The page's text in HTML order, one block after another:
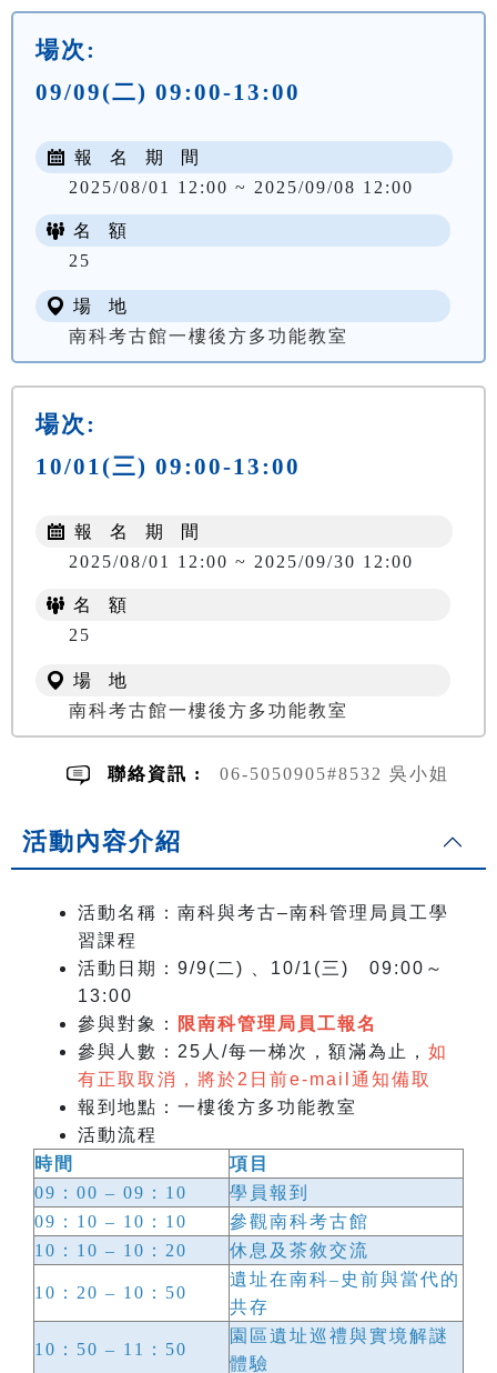
場次:
09/09(二) 09:00-13:00
報 名 期 間
2025/08/01 12:00 ~ 2025/09/08 12:00
名 額
25
場 地
南科考古館一樓後方多功能教室
場次:
10/01(三) 09:00-13:00
報 名 期 間
2025/08/01 12:00 ~ 2025/09/30 12:00
名 額
25
場 地
南科考古館一樓後方多功能教室
聯絡資訊 : 06-5050905#8532 吳小姐
活動內容介紹
活動名稱：南科與考古–南科管理局員工學
習課程
活動日期
：9/9(二) 、10/1(三) 09:00～
13:00
參與對象：
限南科管理局員工報名
參與人數：25人/每一梯次，額滿為止， 如
有正取取消，將於2日前e-mail通知備取
報到地點：一樓後方多功能教室
活動流程
時間
項目
09：00 – 09：10
學員報到
09：10 – 10：10
參觀南科考古館
10：10 – 10：20
休息及茶敘交流
10：20 – 10：50
遺址在南科–史前與當代的
共存
10：50 – 11：50
園區遺址巡禮與實境解謎
體驗